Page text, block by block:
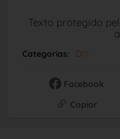
Texto protegido
Categorias: DIY
Facebook
Copiar